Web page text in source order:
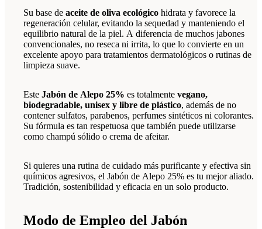
Su base de aceite de oliva ecológico hidrata y favorece la
regeneración celular, evitando la sequedad y manteniendo el
equilibrio natural de la piel. A diferencia de muchos jabones
convencionales, no reseca ni irrita, lo que lo convierte en un
excelente apoyo para tratamientos dermatológicos o rutinas de
limpieza suave.
Este Jabón de Alepo 25% es totalmente vegano,
biodegradable, unisex y libre de plástico, además de no
contener sulfatos, parabenos, perfumes sintéticos ni colorantes.
Su fórmula es tan respetuosa que también puede utilizarse
como champú sólido o crema de afeitar.
Si quieres una rutina de cuidado más purificante y efectiva sin
químicos agresivos, el Jabón de Alepo 25% es tu mejor aliado.
Tradición, sostenibilidad y eficacia en un solo producto.
Modo de Empleo del Jabón